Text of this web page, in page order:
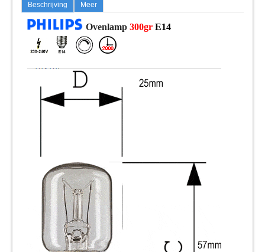
Beschrijving Meer
Ovenlamp 300gr E14